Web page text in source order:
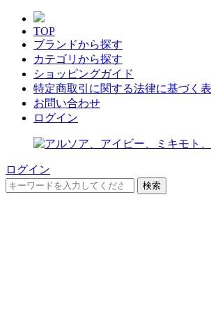
TOP
ブランドから探す
カテゴリから探す
ショッピングガイド
特定商取引に関する法律に基づく
お問い合わせ
ログイン
ログイン
検索